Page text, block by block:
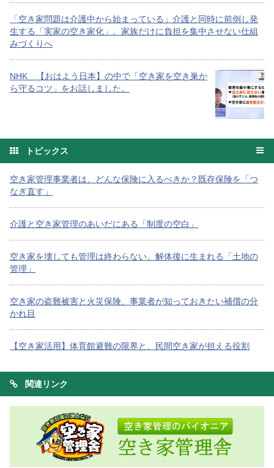
「空き家問題は介護中から始まっている」介護と同時に前倒し発
生する「実家の空き家化」。家族だけに負担を集中させない仕組
みづくりへ
NHK 【おはよう日本】の中で「空き家を空き巣か
ら守るコツ」をお話しました。
トピックス
空き家管理事業者は、どんな保険に入るべきか？既存保険を「つ
なぎ直す」
介護と空き家管理のあいだにある「制度の空白」
空き家を壊しても管理は終わらない。解体後に生まれる「土地の
管理」
空き家の盗難被害と火災保険、事業者が知っておきたい補償の分
かれ目
【空き家活用】体育館避難の限界と、民間空き家が担える役割
関連リンク